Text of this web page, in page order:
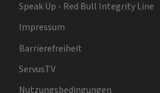
Speak Up - Red Bull Integrity Line
Impressum
Barrierefreiheit
ServusTV
Nutzungsbedingungen